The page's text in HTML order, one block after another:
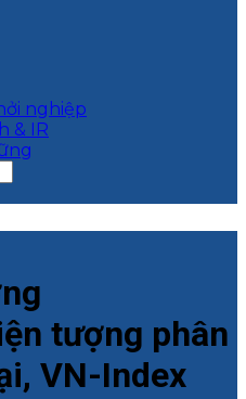
nghiệp
& IR
tượng phân
VN-Index